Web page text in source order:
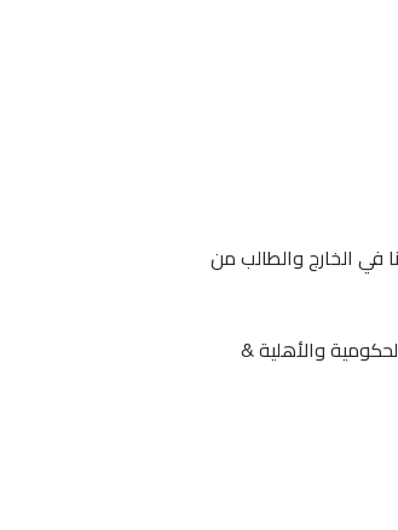
وأبنائنا في الخارج والطالب من
والأهلية &